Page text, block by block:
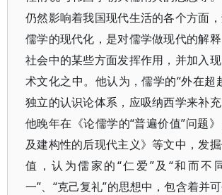
仍然影响着我国现代生活的各个方面，
儒学的现代化，是对儒学做现代的解
社会中的某些方面发挥作用，并加入
术文化之中。他认为，儒学的“外在超
独立的认识论体系，应吸纳西学来补充
他晚年在《论儒学的“普遍价值”问题
及建构性的后现代主义》等文中，发
值，认为儒家的“仁爱”及“和而不
一”、“克己复礼”的思想中，包含着并